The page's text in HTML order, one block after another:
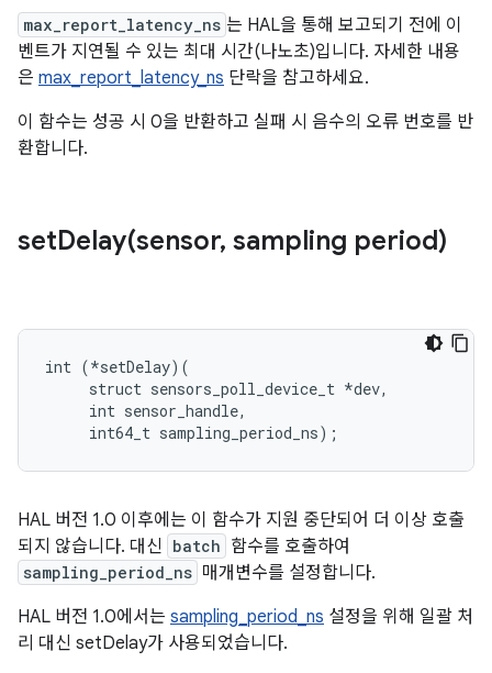
max_report_latency_ns 는 HAL을 통해 보고되기 전에 이
벤트가 지연될 수 있는 최대 시간(나노초)입니다. 자세한 내용
은 max_report_latency_ns 단락을 참고하세요.
이 함수는 성공 시 0을 반환하고 실패 시 음수의 오류 번호를 반
환합니다.
setDelay(sensor, sampling period)
int (*setDelay)(
     struct sensors_poll_device_t *dev,
     int sensor_handle,
     int64_t sampling_period_ns);
HAL 버전 1.0 이후에는 이 함수가 지원 중단되어 더 이상 호출
되지 않습니다. 대신 batch 함수를 호출하여
sampling_period_ns 매개변수를 설정합니다.
HAL 버전 1.0에서는 sampling_period_ns 설정을 위해 일괄 처
리 대신 setDelay가 사용되었습니다.